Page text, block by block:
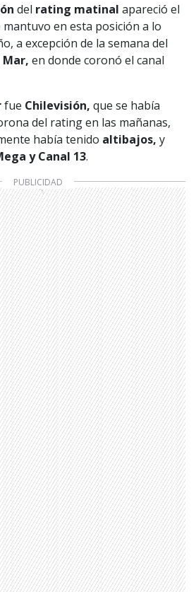
del rating matinal apareció el
en esta posición a lo
a excepción de la semana del
Mar, en donde coronó el canal
fue Chilevisión, que se había
del rating en las mañanas,
había tenido altibajos, y
y Canal 13.